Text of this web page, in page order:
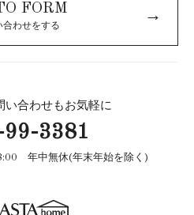
FORM
合わせをする
→
い合わせもお気軽に
3381
年中無休(年末年始を除く)